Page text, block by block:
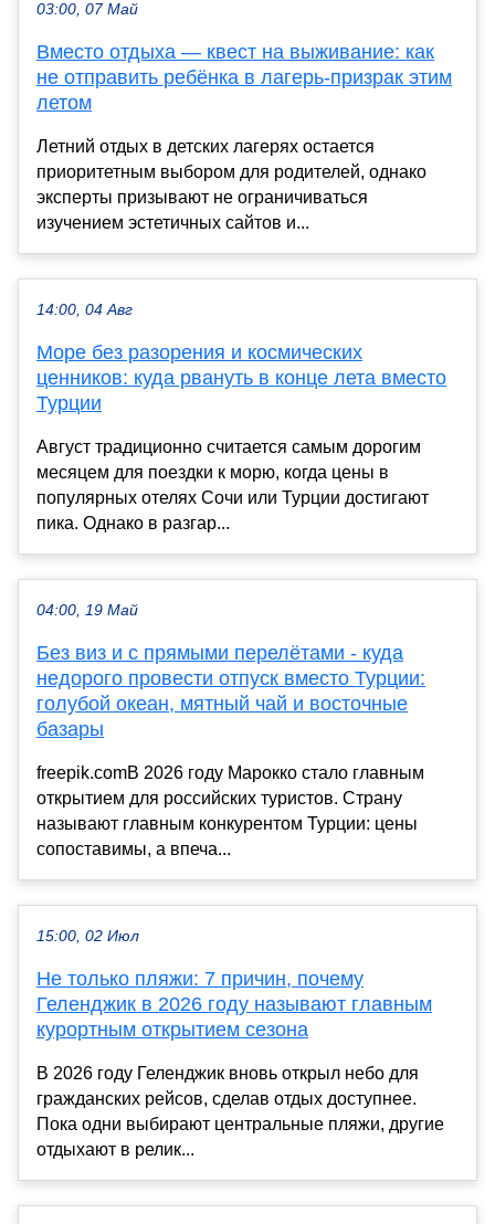
03:00, 07 Май
Вместо отдыха — квест на выживание: как
не отправить ребёнка в лагерь-призрак этим
летом
Летний отдых в детских лагерях остается
приоритетным выбором для родителей, однако
эксперты призывают не ограничиваться
изучением эстетичных сайтов и...
14:00, 04 Авг
Море без разорения и космических
ценников: куда рвануть в конце лета вместо
Турции
Август традиционно считается самым дорогим
месяцем для поездки к морю, когда цены в
популярных отелях Сочи или Турции достигают
пика. Однако в разгар...
04:00, 19 Май
Без виз и с прямыми перелётами - куда
недорого провести отпуск вместо Турции:
голубой океан, мятный чай и восточные
базары
freepik.comВ 2026 году Марокко стало главным
открытием для российских туристов. Страну
называют главным конкурентом Турции: цены
сопоставимы, а впеча...
15:00, 02 Июл
Не только пляжи: 7 причин, почему
Геленджик в 2026 году называют главным
курортным открытием сезона
В 2026 году Геленджик вновь открыл небо для
гражданских рейсов, сделав отдых доступнее.
Пока одни выбирают центральные пляжи, другие
отдыхают в релик...